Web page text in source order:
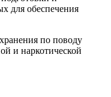
для обеспечения
по поводу
и наркотической